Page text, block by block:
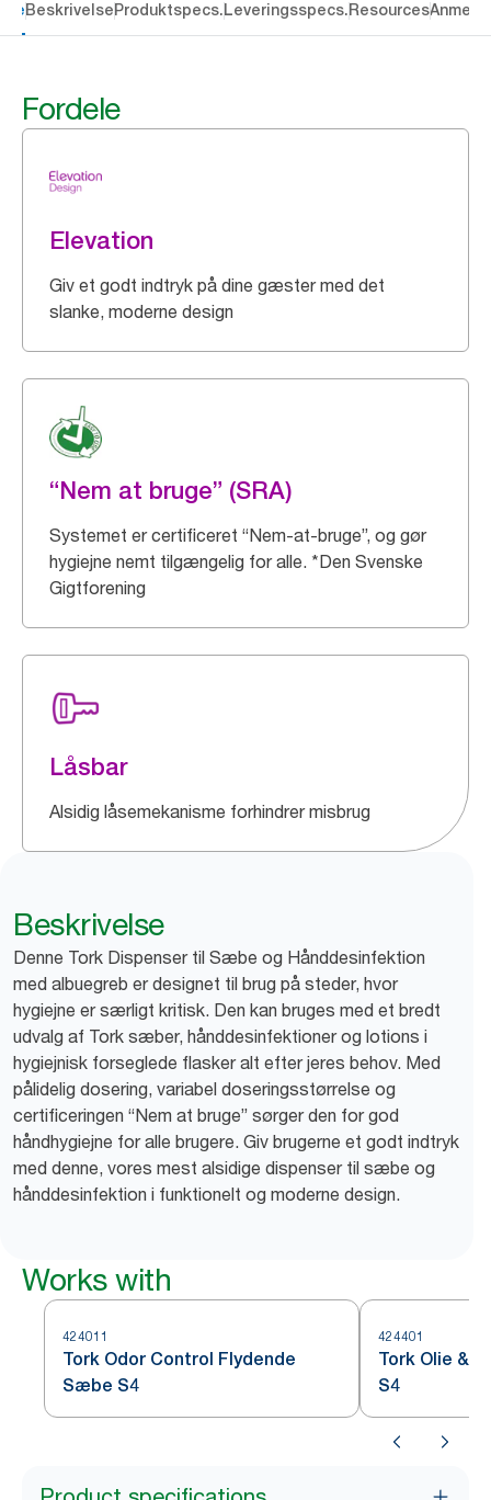
BeskrivelseProduktspecs.Leveringsspecs.Resources
Fordele
Elevation
Giv et godt indtryk på dine gæster med det
slanke, moderne design
“Nem at bruge” (SRA)
Systemet er certificeret “Nem-at-bruge”, og gør
hygiejne nemt tilgængelig for alle. *Den Svenske
Gigtforening
Låsbar
Alsidig låsemekanisme forhindrer misbrug
Beskrivelse
Denne Tork Dispenser til Sæbe og Hånddesinfektion
med albuegreb er designet til brug på steder, hvor
hygiejne er særligt kritisk. Den kan bruges med et bredt
udvalg af Tork sæber, hånddesinfektioner og lotions i
hygiejnisk forseglede flasker alt efter jeres behov. Med
pålidelig dosering, variabel doseringsstørrelse og
certificeringen “Nem at bruge” sørger den for god
håndhygiejne for alle brugere. Giv brugerne et godt indtryk
med denne, vores mest alsidige dispenser til sæbe og
hånddesinfektion i funktionelt og moderne design.
Works with
424011
Tork Odor Control Flydende
Sæbe S4
424401
Tork Olie &
S4